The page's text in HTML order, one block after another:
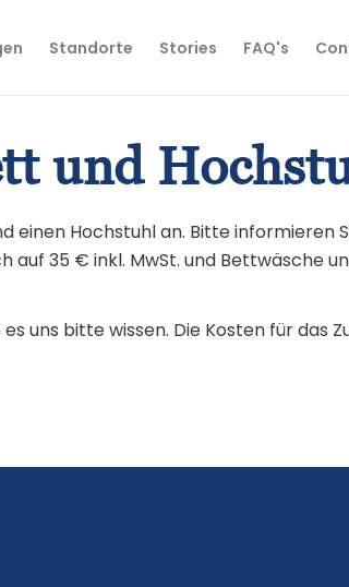
Standorte Stories FAQ's
und
Hochstuhl an. Bitte informieren
35 € inkl. MwSt. und Bettwäsche
uns bitte wissen. Die Kosten für